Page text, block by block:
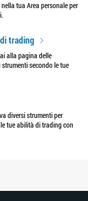
tua Area personale per
trading
alla pagina delle
secondo le tue
diversi strumenti per
tue abilità di trading con